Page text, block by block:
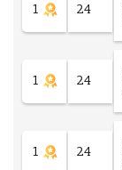
1 24
1 24
1 24
Ф